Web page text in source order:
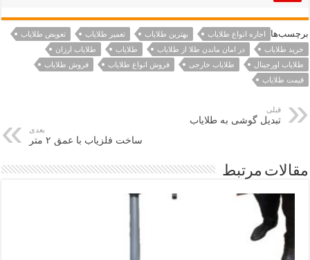
برچسب‌ها اجاره انواع طلایاب بهترین طلایاب تعمیر طلایاب
تعویض طلایاب
خرید طلایاب
در امان ماندن طلا از طلایاب طلایاب
طلایاب ارزان
طلایاب اورجینال
طلایاب خارجی فروش انواع طلایاب
فروش طلایاب
قیمت طلایاب
قبلی
تبدیل گوشی به طلایاب
بعدی
ساخت فلزیاب با عمق ۲ متر
مقالات مرتبط